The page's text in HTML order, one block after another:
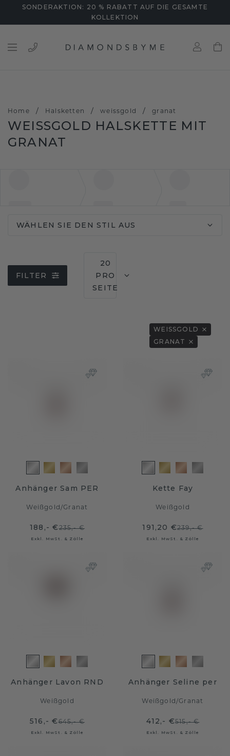
SONDERAKTION: 20 % RABATT AUF DIE GESAMTE
KOLLEKTION
Home / Halsketten / weissgold / granat
WEISSGOLD HALSKETTE MIT G
RANAT
WÄHLEN SIE DEN STIL AUS
FILTER
20
PRO
SEITE
WEISSGOLD
GRANAT
Anhänger Sam PER
Weißgold/Granat
188,- €235,- €
Exkl. MwSt. & Zölle
Kette Fay
Weißgold
191,20 €239,- €
Exkl. MwSt. & Zölle
Anhänger Lavon RND
Weißgold
516,- €645,- €
Exkl. MwSt. & Zölle
Anhänger Seline per
Weißgold/Granat
412,- €515,- €
Exkl. MwSt. & Zölle